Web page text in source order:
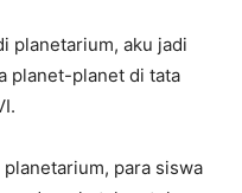
planetarium, aku jadi
planet-planet di tata
para siswa